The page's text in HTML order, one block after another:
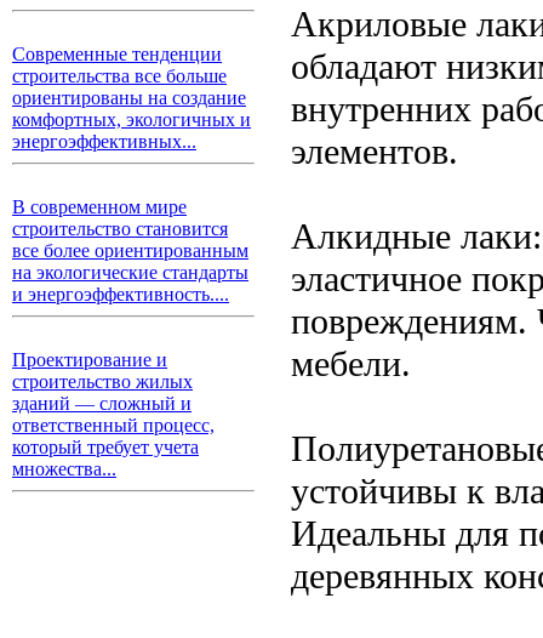
Современные тенденции
строительства все больше
ориентированы на создание
комфортных, экологичных и
энергоэффективных...
В современном мире
строительство становится
все более ориентированным
на экологические стандарты
и энергоэффективность....
Проектирование и
строительство жилых
зданий — сложный и
ответственный процесс,
который требует учета
множества...
Акриловые
обладают
внутренних
элементов.
Алкидные
эластичное
повреждениям.
мебели.
устойчивы к
Идеальны для
деревянных